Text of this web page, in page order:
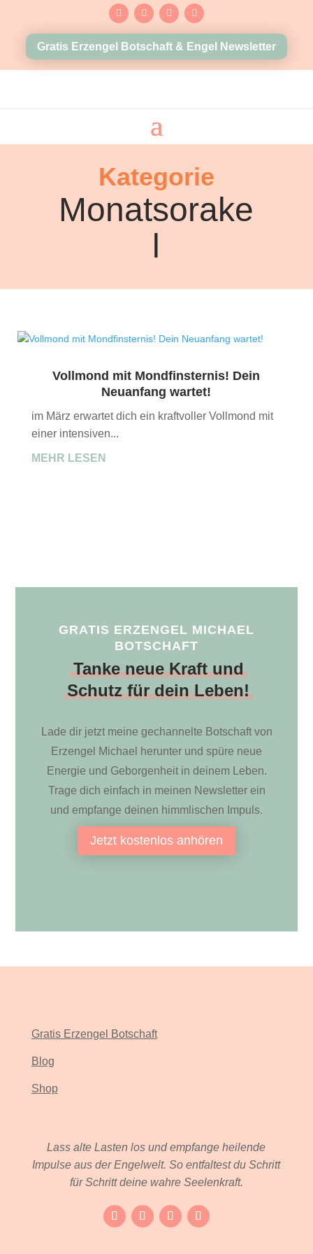
Gratis Erzengel Botschaft & Engel Newsletter
Kategorie
Monatsorake
l
Vollmond mit Mondfinsternis! Dein
Neuanfang wartet!
im März erwartet dich ein kraftvoller Vollmond mit
einer intensiven...
MEHR LESEN
GRATIS ERZENGEL MICHAEL
BOTSCHAFT
Tankeneue Kraftund
Schutz für dein Leben!
Lade dir jetzt meine gechannelte Botschaft von
Erzengel Michael herunter und spüre neue
Energie und Geborgenheit in deinem Leben.
Trage dich einfach in meinen Newsletter ein
und empfange deinen himmlischen Impuls.
Jetzt kostenlos anhören
Gratis Erzengel Botschaft
Blog
Shop
Lass alte Lasten los und empfange heilende
Impulse aus der Engelwelt.So entfaltest du Schritt
für Schritt deine wahre Seelenkraft.